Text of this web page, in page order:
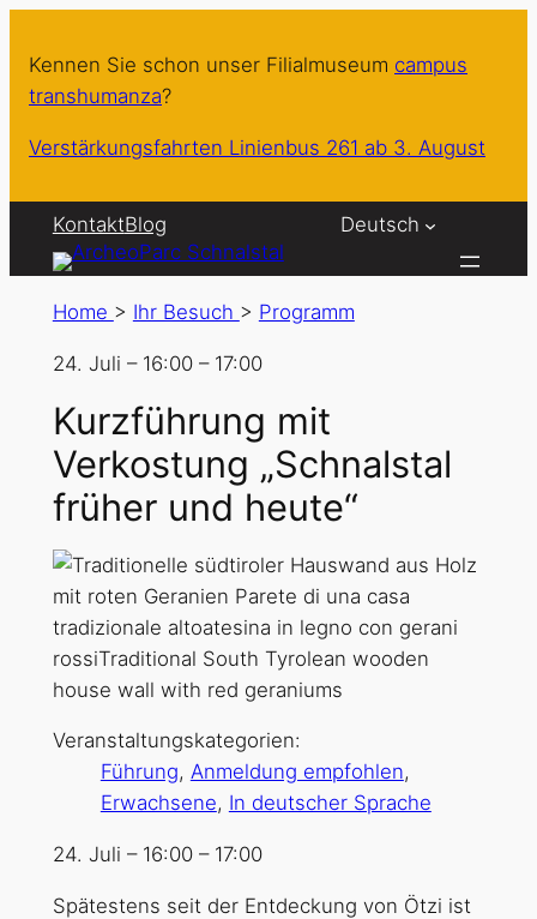
Kennen Sie schon unser Filialmuseum campus
transhumanza?
Verstärkungsfahrten Linienbus 261 ab 3. August
KontaktBlog Deutsch
Home > Ihr Besuch > Programm
24. Juli – 16:00 – 17:00
Kurzführung mit
Verkostung „Schnalstal
früher und heute“
Veranstaltungskategorien:
Führung, Anmeldung empfohlen,
Erwachsene, In deutscher Sprache
24. Juli – 16:00 – 17:00
Spätestens seit der Entdeckung von Ötzi ist